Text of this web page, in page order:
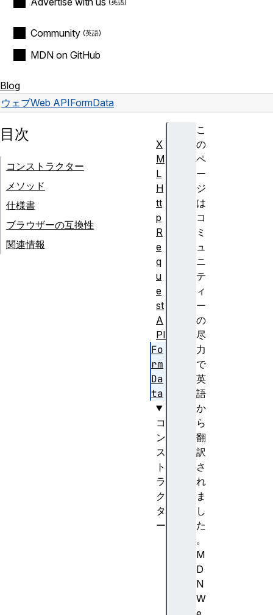
Community
MDN on GitHub
Blog
ウェブWeb APIFormData
こ
の
ペ
ー
ジ
は
コ
ミ
ュ
ニ
テ
ィ
ー
の
尽
力
で
英
語
か
ら
翻
訳
さ
れ
ま
し
た
。
M
D
N
W
目次
コンストラクター
メソッド
仕様書
ブラウザーの互換性
関連情報
X
M
L
H
tt
p
R
e
q
u
e
st
A
PI
Fo
rm
Da
ta
コ
ン
ス
ト
ラ
ク
タ
ー